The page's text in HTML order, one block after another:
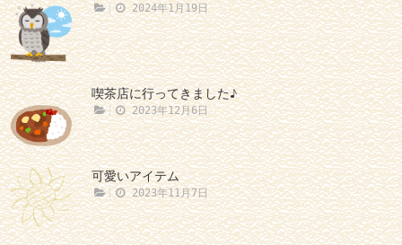
2024年1月19日
喫茶店に行ってきました♪
2023年12月6日
可愛いアイテム
2023年11月7日